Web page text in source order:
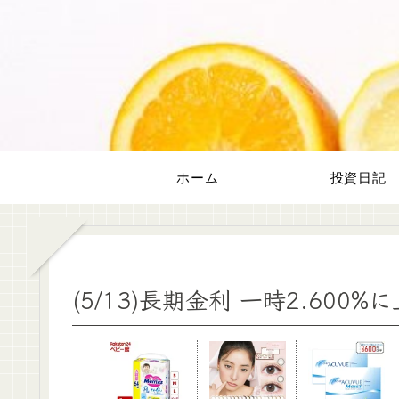
ホーム 投資日記
(5/13)長期金利 一時2.600%に